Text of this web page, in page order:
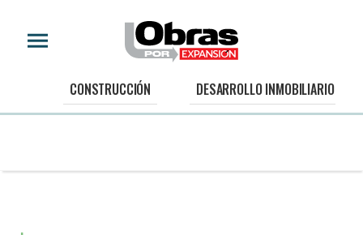
CONSTRUCCIÓN DESARROLLO INMOBILIARIO